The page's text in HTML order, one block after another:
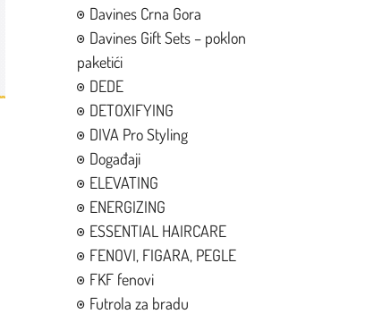
Davines Crna Gora
Davines Gift Sets – poklon
paketići
DEDE
DETOXIFYING
DIVA Pro Styling
Događaji
ELEVATING
ENERGIZING
ESSENTIAL HAIRCARE
FENOVI, FIGARA, PEGLE
FKF fenovi
Futrola za bradu